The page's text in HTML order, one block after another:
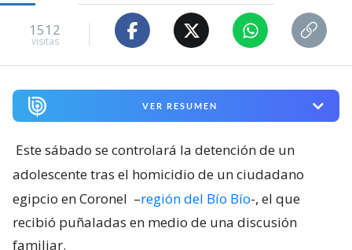
Sábado 08 Agosto, 2026 | 05:55
1512
visitas
VER RESUMEN